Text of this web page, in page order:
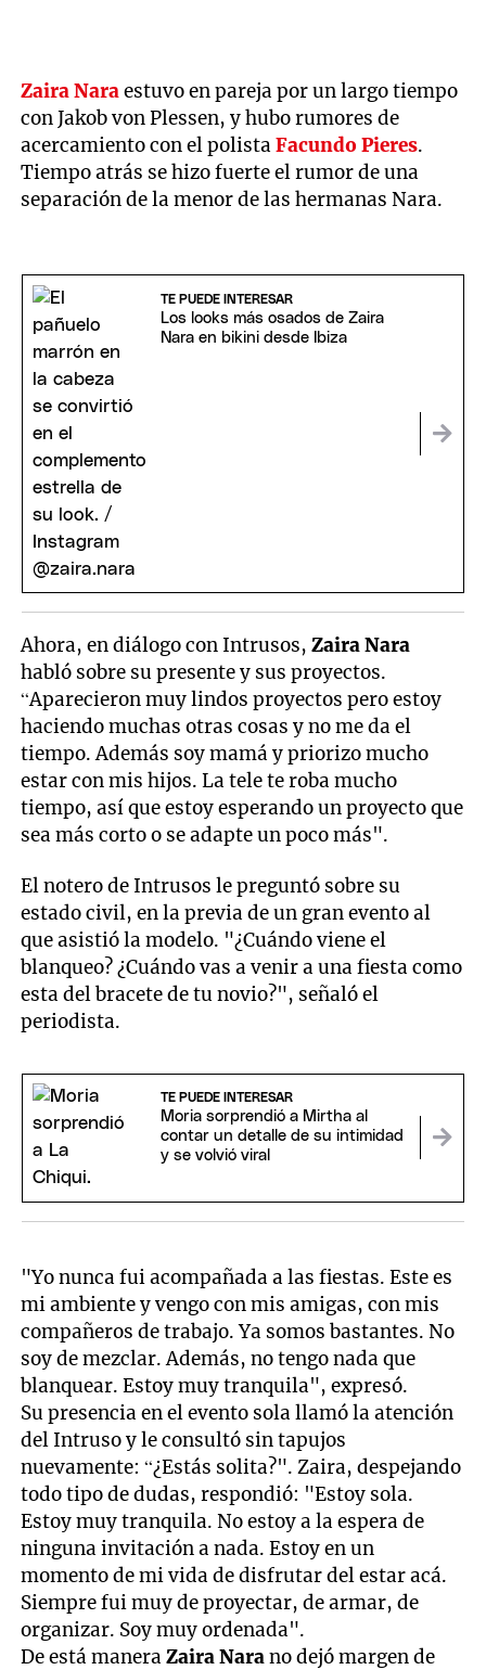
Zaira Naraestuvo en pareja por un largo tiempo
con Jakob von Plessen, y hubo rumores de
acercamiento con el polistaFacundo Pieres.
Tiempo atrás se hizo fuerte el rumor de una
separación de la menor de las hermanas Nara.
TE PUEDE INTERESAR
Los looks más osados de Zaira
Nara en bikini desde Ibiza
Ahora, en diálogo con Intrusos,Zaira Nara
habló sobre su presente y sus proyectos.
“Aparecieron muy lindos proyectos pero estoy
haciendo muchas otras cosas y no me da el
tiempo. Además soy mamá y priorizo mucho
estar con mis hijos. La tele te roba mucho
tiempo, así que estoy esperando un proyecto que
sea más corto o se adapte un poco más".
El notero de Intrusos le preguntó sobre su
estado civil, en la previa de un gran evento al
que asistió la modelo. "¿Cuándo viene el
blanqueo? ¿Cuándo vas a venir a una fiesta como
esta del bracete de tu novio?", señaló el
periodista.
TE PUEDE INTERESAR
Moria sorprendió a Mirtha al
contar un detalle de su intimidad
y se volvió viral
"Yo nunca fui acompañada a las fiestas. Este es
mi ambiente y vengo con mis amigas, con mis
compañeros de trabajo. Ya somos bastantes. No
soy de mezclar. Además, no tengo nada que
blanquear. Estoy muy tranquila", expresó.
Su presencia en el evento sola llamó la atención
del Intruso y le consultó sin tapujos
nuevamente: “¿Estás solita?". Zaira, despejando
todo tipo de dudas, respondió: "Estoy sola.
Estoy muy tranquila. No estoy a la espera de
ninguna invitación a nada. Estoy en un
momento de mi vida de disfrutar del estar acá.
Siempre fui muy de proyectar, de armar, de
organizar. Soy muy ordenada".
De está maneraZaira Narano dejó margen de